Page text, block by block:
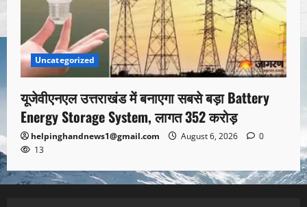
Uncategorized
यूजेवीएनएल उत्तराखंड में बनाएगा सबसे बड़ा Battery
Energy Storage System, लागत 352 करोड़
helpinghandnews1@gmail.com August 6, 2026
0
13